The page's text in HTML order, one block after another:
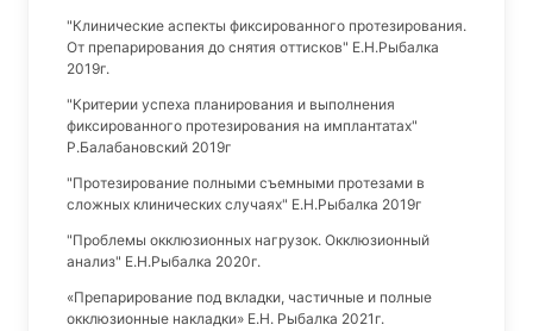
"Клинические аспекты фиксированного протезирования.
От препарирования до снятия оттисков" Е.Н.Рыбалка
2019г.
"Критерии успеха планирования и выполнения
фиксированного протезирования на имплантатах"
Р.Балабановский 2019г
"Протезирование полными съемными протезами в
сложных клинических случаях" Е.Н.Рыбалка 2019г
"Проблемы окклюзионных нагрузок. Окклюзионный
анализ" Е.Н.Рыбалка 2020г.
«Препарирование под вкладки, частичные и полные
окклюзионные накладки» Е.Н. Рыбалка 2021г.